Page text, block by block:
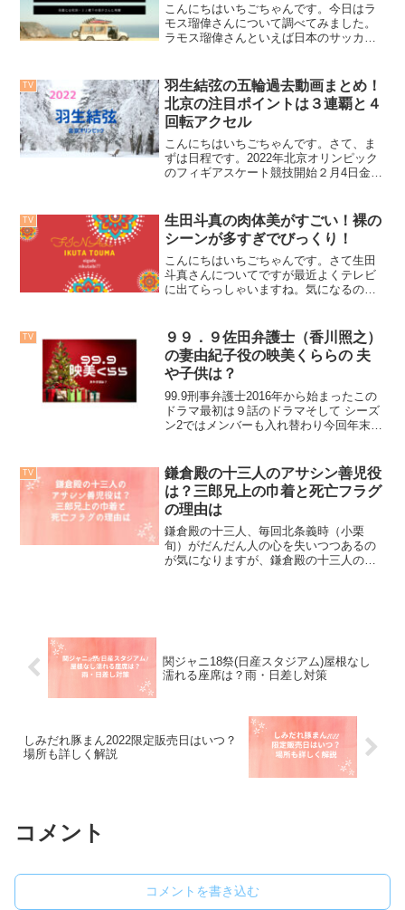
こんにちはいちごちゃんです。今日はラ
モス瑠偉さんについて調べてみました。
ラモス瑠偉さんといえば日本のサッカー
しばらくご病気でお目にかかれませんで
したが最近の様子はどうな...
TV
羽生結弦の五輪過去動画まとめ！
北京の注目ポイントは３連覇と４
回転アクセル
こんにちはいちごちゃんです。さて、ま
ずは日程です。2022年北京オリンピック
のフィギアスケート競技開始２月4日金曜
す。フィギアスケートにかける情熱は野
球で言うところ...
TV
生田斗真の肉体美がすごい！裸の
シーンが多すぎでびっくり！
こんにちはいちごちゃんです。さて生田
斗真さんについてですが最近よくテレビ
に出てらっしゃいますね。気になるので
らの連続のシリーズ『土竜の唄』FINAL
が公開生田斗真さ...
TV
９９．９佐田弁護士（香川照之）
の妻由紀子役の映美くららの 夫
や子供は？
99.9刑事弁護士2016年から始まったこの
ドラマ最初は９話のドラマそして シーズ
ン2ではメンバーも入れ替わり今回年末の
の映美くららさんについて調べてみまし
た。 宝塚ス...
TV
鎌倉殿の十三人のアサシン善児役
は？三郎兄上の巾着と死亡フラグ
の理由は
鎌倉殿の十三人、毎回北条義時（小栗
旬）がだんだん人の心を失いつつあるの
が気になりますが、鎌倉殿の十三人の中
関ジャニ18祭(日産スタジアム)屋根なし
濡れる座席は？雨・日差し対策
しみだれ豚まん2022限定販売日はいつ？
場所も詳しく解説
コメント
コメントを書き込む